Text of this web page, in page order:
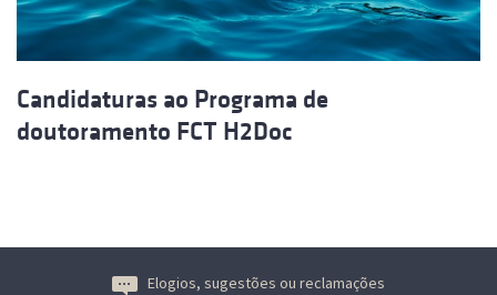
Candidaturas ao Programa de
doutoramento FCT H2Doc
Elogios, sugestões ou reclamações